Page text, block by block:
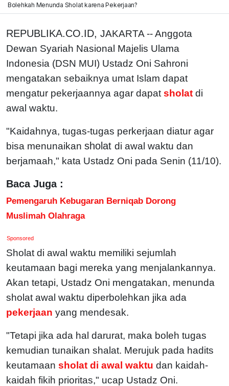
Bolehkah Menunda Sholat karena Pekerjaan?
REPUBLIKA.CO.ID, JAKARTA -- Anggota
Dewan Syariah Nasional Majelis Ulama
Indonesia (DSN MUI) Ustadz Oni Sahroni
mengatakan sebaiknya umat Islam dapat
mengatur pekerjaannya agar dapat sholat di
awal waktu.
"Kaidahnya, tugas-tugas perkerjaan diatur agar
bisa menunaikan sholat di awal waktu dan
berjamaah," kata Ustadz Oni pada Senin (11/10).
Baca Juga :
Pemengaruh Kebugaran Berniqab Dorong
Muslimah Olahraga
Sponsored
Sholat di awal waktu memiliki sejumlah
keutamaan bagi mereka yang menjalankannya.
Akan tetapi, Ustadz Oni mengatakan, menunda
sholat awal waktu diperbolehkan jika ada
pekerjaan yang mendesak.
"Tetapi jika ada hal darurat, maka boleh tugas
kemudian tunaikan shalat. Merujuk pada hadits
keutamaan sholat di awal waktu dan kaidah-
kaidah fikih prioritas," ucap Ustadz Oni.